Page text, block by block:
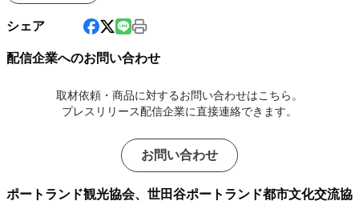
シェア
配信企業へのお問い合わせ
取材依頼・商品に対するお問い合わせはこちら。
プレスリリース配信企業に直接連絡できます。
お問い合わせ
ポートランド観光協会、世田谷ポートランド都市文化交流協